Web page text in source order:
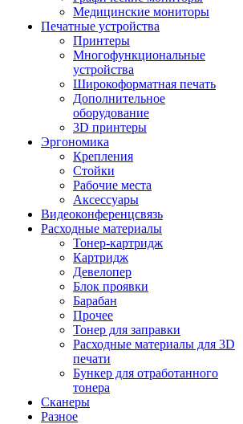
Медицинские мониторы
Печатные устройства
Принтеры
Многофункциональные
устройства
Широкоформатная печать
Дополнительное
оборудование
3D принтеры
Эргономика
Крепления
Стойки
Рабочие места
Аксессуары
Видеоконференцсвязь
Расходные материалы
Тонер-картридж
Картридж
Девелопер
Блок проявки
Барабан
Прочее
Тонер для заправки
Расходные материалы для 3D
печати
Бункер для отработанного
тонера
Сканеры
Разное